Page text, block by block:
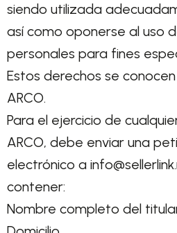
siendo utilizada
así como oponerse al uso
personales para fines
Estos derechos se
ARCO.
Para el ejercicio de
ARCO, debe enviar una
electrónico a
contener:
Nombre completo del